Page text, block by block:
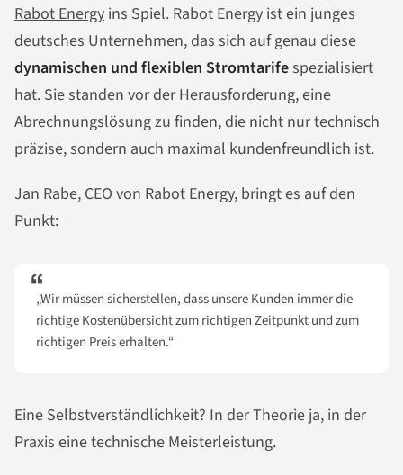
Rabot Energy ins Spiel. Rabot Energy ist ein junges
deutsches Unternehmen, das sich auf genau diese
dynamischen und flexiblen Stromtarifespezialisiert
hat. Sie standen vor der Herausforderung, eine
Abrechnungslösung zu finden, die nicht nur technisch
präzise, sondern auch maximal kundenfreundlich ist.
Jan Rabe, CEO von Rabot Energy, bringt es auf den
Punkt:
„Wir müssen sicherstellen, dass unsere Kunden immer die
richtige Kostenübersicht zum richtigen Zeitpunkt und zum
richtigen Preis erhalten.“
Eine Selbstverständlichkeit? In der Theorie ja, in der
Praxis eine technische Meisterleistung.